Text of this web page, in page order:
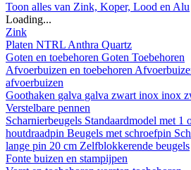
Toon alles van Zink, Koper, Lood en Alu
Loading...
Zink
Platen NTRL Anthra Quartz
Goten en toebehoren Goten Toebehoren
Afvoerbuizen en toebehoren
afvoerbuizen
Goothaken galva galva zwart inox inox
Verstelbare pennen
Scharnierbeugels Standaardmodel met 1
houtdraadpin Beugels met schroefpin
lange pin 20 cm Zelfblokkerende beugels
Fonte buizen en stampijpen